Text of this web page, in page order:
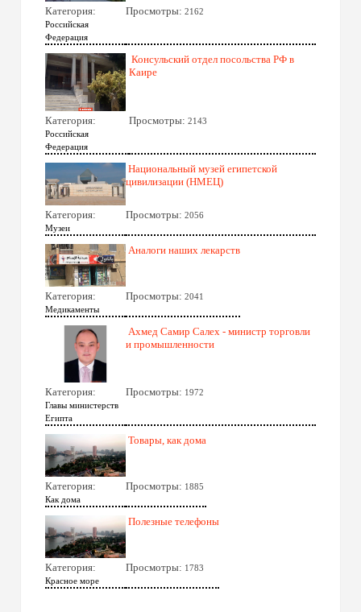
Категория:
Российская
Федерация
Просмотры: 2162
Консульский отдел посольства РФ в
Каире
Категория:
Российская
Федерация
Просмотры: 2143
Национальный музей египетской
цивилизации (НМЕЦ)
Категория:
Музеи
Просмотры: 2056
Аналоги наших лекарств
Категория:
Медикаменты
Просмотры: 2041
Ахмед Самир Салех - министр торговли
и промышленности
Категория:
Главы министерств
Египта
Просмотры: 1972
Товары, как дома
Категория:
Как дома
Просмотры: 1885
Полезные телефоны
Категория:
Красное море
Просмотры: 1783